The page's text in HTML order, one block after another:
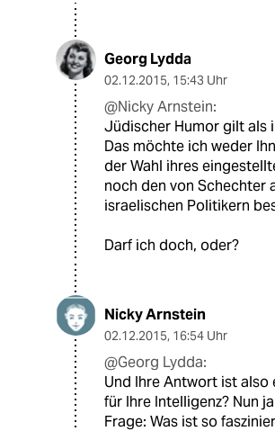
Georg Lydda
02.12.2015, 15:43 Uhr
@Nicky Arnstein:
Jüdischer Humor gilt als
Das möchte ich weder
der Wahl ihres
noch den von Schechter
israelischen Politikern
Darf ich doch, oder?
Nicky Arnstein
02.12.2015, 16:54 Uhr
@Georg Lydda:
Und Ihre Antwort ist also
für Ihre Intelligenz? Nun
Frage: Was ist so